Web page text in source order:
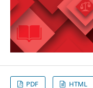
PDF HTML